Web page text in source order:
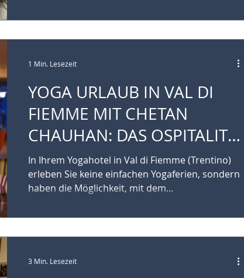
YOGA URLAUB IN VAL DI
FIEMME MIT CHETAN
CHAUHAN: DAS OSPITALITÀ
NATURA INTERVIEW
In Ihrem Yogahotel in Val di Fiemme (Trentino)
erleben Sie keine einfachen Yogaferien, sondern
haben die Möglichkeit, mit dem...
1 Min. Lesezeit
3 Min. Lesezeit